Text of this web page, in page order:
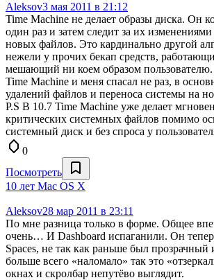
Aleksov3 мая 2011 в 21:12
Time Machine не делает образы диска. Он
один раз и затем следит за их
новых файлов. Это кардинально другой
нежели у прочих бекап средств,
мешающий ни коем образом пользователю.
Time Machine и меня спасал не раз, в
удалений файлов и переноса системы на
P.S В 10.7 Time Machine уже делает
критических системных файлов помимо
системный диск и без спроса у
0
Посмотреть
10 лет Mac OS X
Aleksov28 мар 2011 в 23:11
По мне разница только в форме. Общее
очень… И Dashboard испаганили. Он
Spaces, не так как раньше был прозрачный
больше всего «наломало» так это
окнах и скролбар непутёво выглядит.